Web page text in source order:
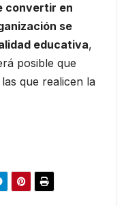
convertir en
se
educativa,
posible que
que realicen la